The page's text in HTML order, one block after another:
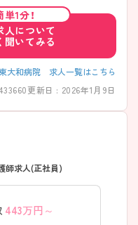
気軽にご相談ください。
単1分！
人について
聞いてみる
大和病院 求人一覧はこちら
更新日 : 2026年1月9日
師求人(正社員)
443万円～